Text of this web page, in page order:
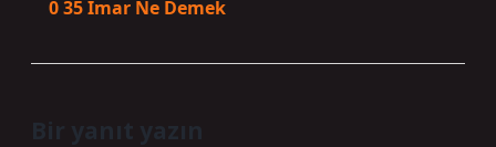
0 35 Imar Ne Demek
Bir yanıt yazın